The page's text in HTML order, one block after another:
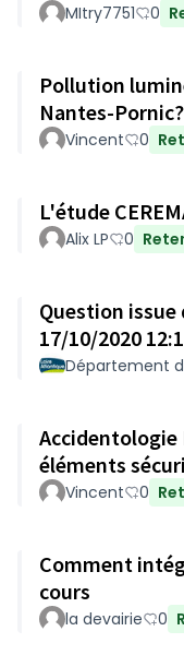
MItry7751 0
Pollution
Nantes-Pornic?
Vincent 0
L'étude
Alix LP 0
Question
17/10/2020
Département
Accidentologie
éléments
Vincent 0
Comment
cours
la devairie 0